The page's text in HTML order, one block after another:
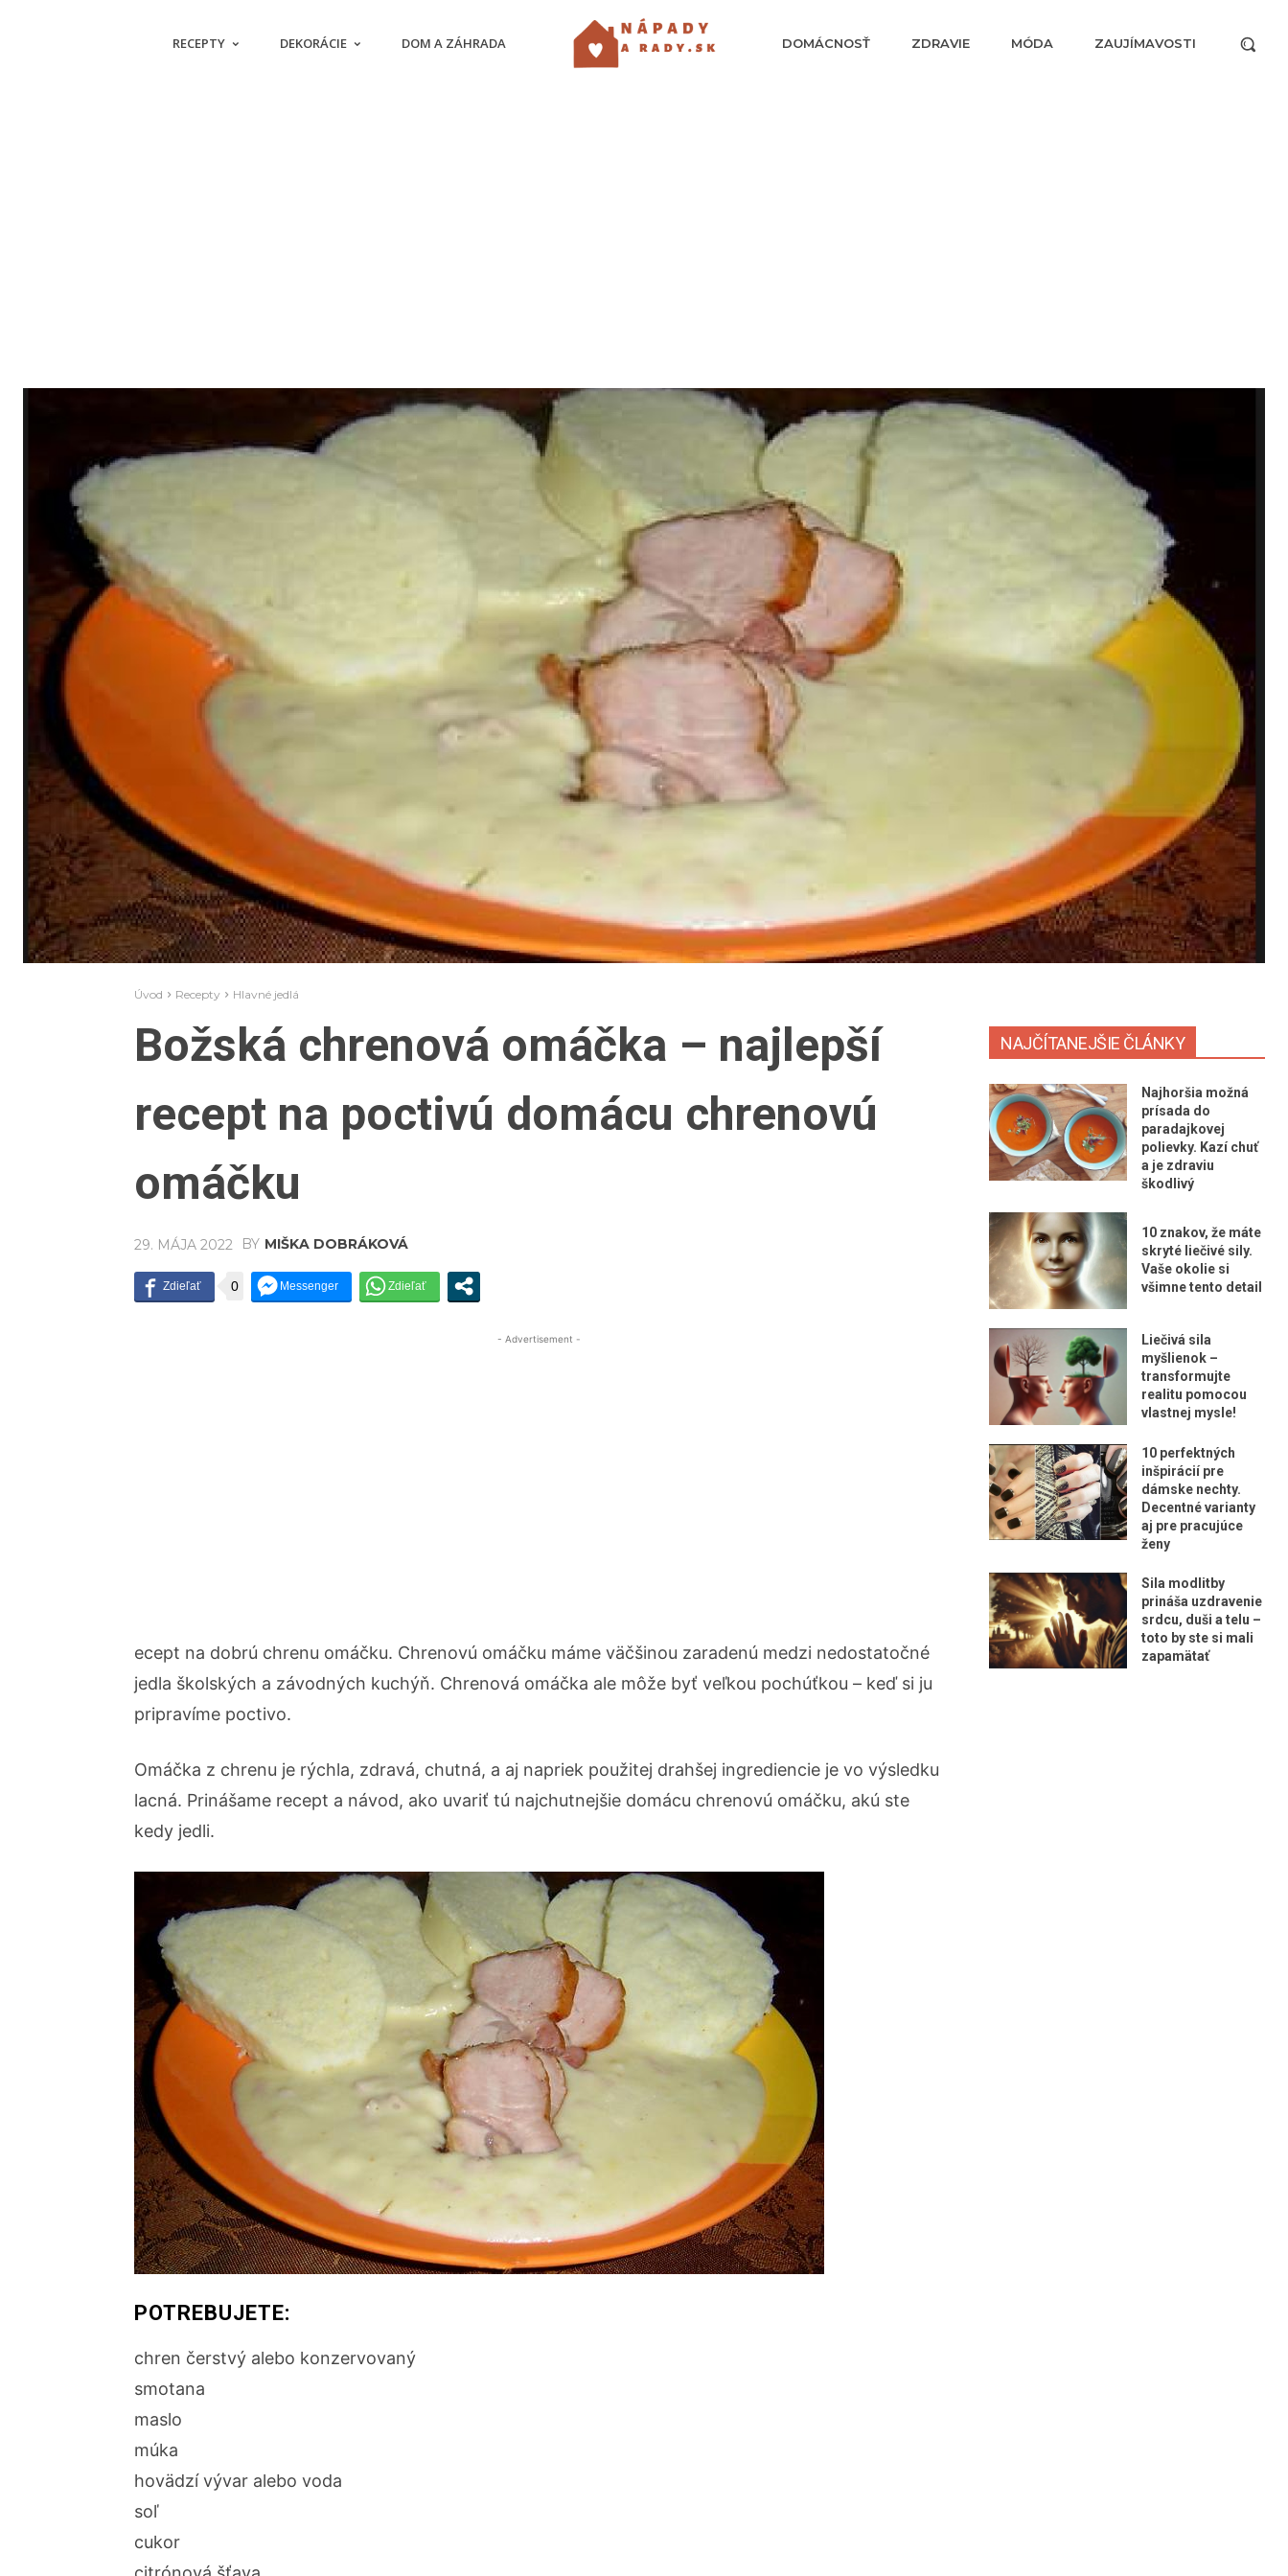
RECEPTY DEKORÁCIE DOM A ZÁHRADA DOMÁCNOSŤ ZDRAVIE MÓDA ZAUJÍMAVOSTI
Úvod Recepty Hlavné jedlá
Božská chrenová omáčka – najlepší
recept na poctivú domácu chrenovú
omáčku
29. MÁJA 2022 BY MIŠKA DOBRÁKOVÁ
0
- Advertisement -
ecept na dobrú chrenu omáčku. Chrenovú omáčku máme väčšinou zaradenú medzi nedostatočné
jedla školských a závodných kuchýň. Chrenová omáčka ale môže byť veľkou pochúťkou – keď si ju
pripravíme poctivo.
Omáčka z chrenu je rýchla, zdravá, chutná, a aj napriek použitej drahšej ingrediencie je vo výsledku
lacná. Prinášame recept a návod, ako uvariť tú najchutnejšie domácu chrenovú omáčku, akú ste
kedy jedli.
POTREBUJETE:
chren čerstvý alebo konzervovaný
smotana
maslo
múka
hovädzí vývar alebo voda
soľ
cukor
NAJČÍTANEJŠIE ČLÁNKY
Najhoršia možná
prísada do
paradajkovej
polievky. Kazí chuť
a je zdraviu
škodlivý
10 znakov, že máte
skryté liečivé sily.
Vaše okolie si
všimne tento detail
Liečivá sila
myšlienok –
transformujte
realitu pomocou
vlastnej mysle!
10 perfektných
inšpirácií pre
dámske nechty.
Decentné varianty
aj pre pracujúce
ženy
Sila modlitby
prináša uzdravenie
srdcu, duši a telu –
toto by ste si mali
zapamätať